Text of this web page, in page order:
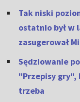
Tak niski
ostatnio był w
zasugerował
Sędziowanie
"Przepisy gry",
trzeba